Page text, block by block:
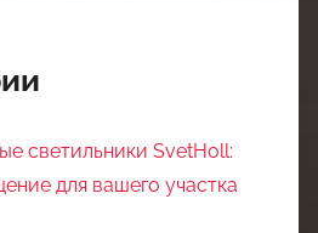
светильники SvetHoll:
для вашего участка